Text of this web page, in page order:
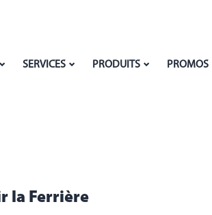
SERVICES PRODUITS PROMOS
la Ferrière